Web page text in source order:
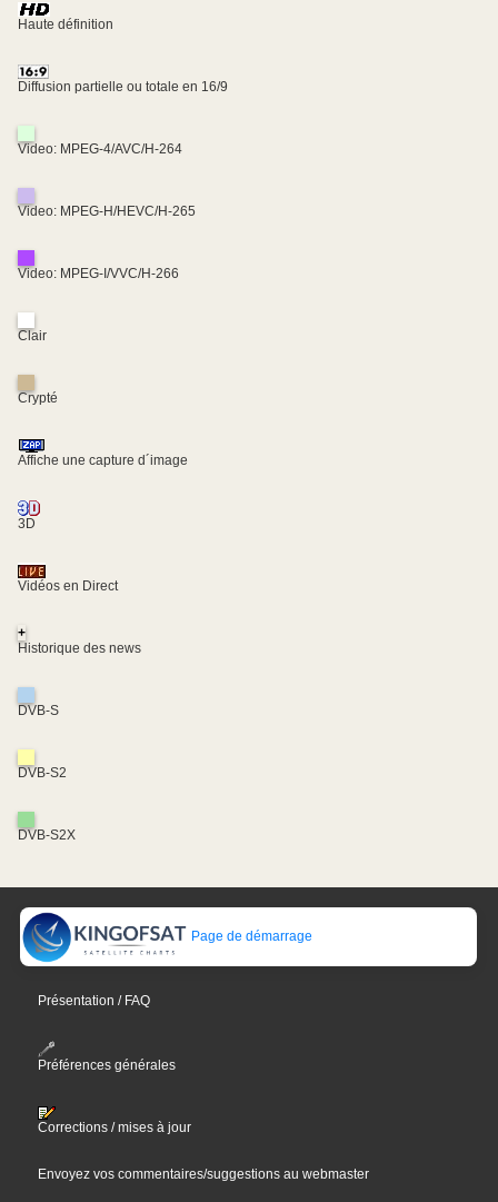
Haute définition
Diffusion partielle ou totale en 16/9
Video: MPEG-4/AVC/H-264
Video: MPEG-H/HEVC/H-265
Video: MPEG-I/VVC/H-266
Clair
Crypté
Affiche une capture d´image
3D
Vidéos en Direct
+
Historique des news
DVB-S
DVB-S2
DVB-S2X
Page de démarrage
Présentation / FAQ
Préférences générales
Corrections / mises à jour
Envoyez vos commentaires/suggestions au webmaster